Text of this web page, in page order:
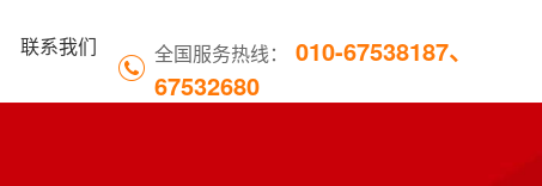
全国服务热线：
010-67538187、
67532680
联系我们